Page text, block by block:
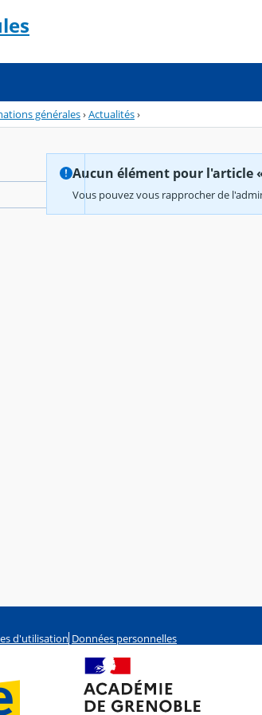
générales›Actualités›
Aucun élément pour l'article
Vous pouvez vous rapprocher de
d'utilisation Données personnelles